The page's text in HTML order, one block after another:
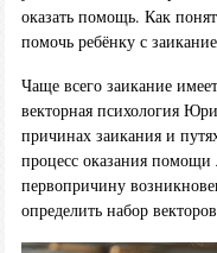
оказать помощь. Как
помочь ребёнку с
Чаще всего заикание
векторная психология
причинах заикания и
процесс оказания
первопричину
определить набор